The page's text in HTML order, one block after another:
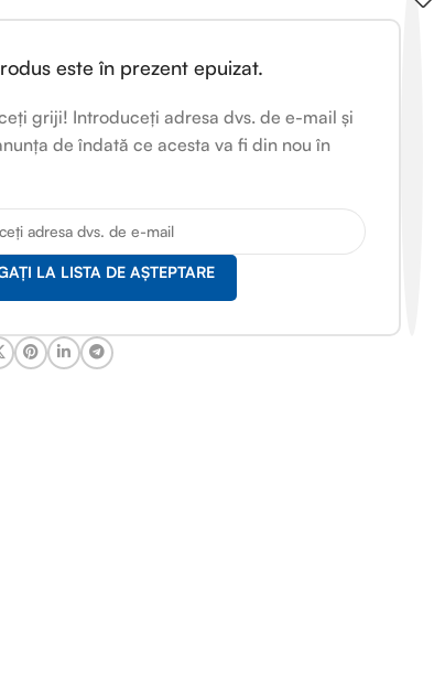
este în prezent epuizat.
griji! Introduceți adresa dvs. de e-mail și
de îndată ce acesta va fi din nou în
LA LISTA DE AȘTEPTARE